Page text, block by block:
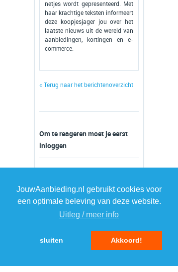
JouwAanbieding.nl gebruikt cookies voor
een optimale beleving van deze website.
Uitleg / meer info
sluiten Akkoord!
netjes wordt gepresenteerd. Met
haar krachtige teksten informeert
deze koopjesjager jou over het
laatste nieuws uit de wereld van
aanbiedingen, kortingen en e-
commerce.
« Terug naar het berichtenoverzicht
Om te reageren moet je eerst
inloggen
TOP 5 AANBIEDINGEN